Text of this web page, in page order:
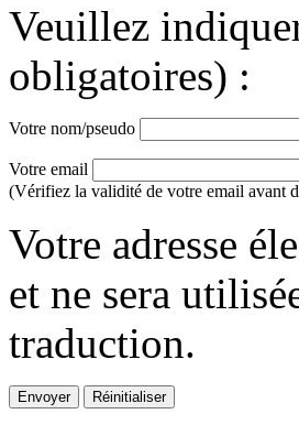
Veuillez
obligatoires) :
Votre nom/pseudo
Votre email
(Vérifiez la validité de votre email avant
Votre adresse
et ne sera
traduction.